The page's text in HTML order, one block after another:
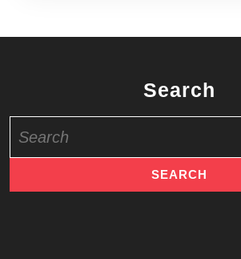
Search
for: